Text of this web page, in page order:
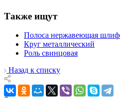
Также ищут
Полоса нержавеющая
Круг металлический
Роль свинцовая
Назад к списку